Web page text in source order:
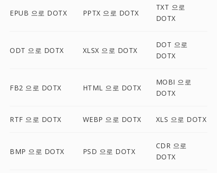
EPUB 으로 DOTX PPTX 으로 DOTX
TXT 으로
DOTX
ODT 으로 DOTX XLSX 으로 DOTX
DOT 으로
DOTX
FB2 으로 DOTX HTML 으로 DOTX
MOBI 으로
DOTX
RTF 으로 DOTX WEBP 으로 DOTX XLS 으로 DOTX
BMP 으로 DOTX PSD 으로 DOTX
CDR 으로
DOTX